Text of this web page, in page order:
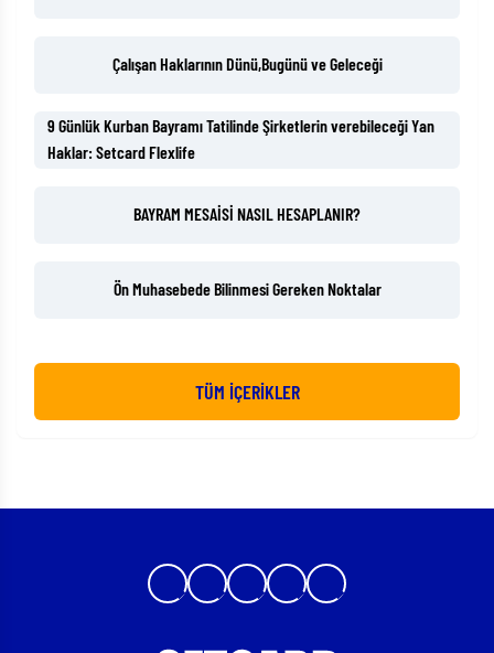
Çalışan Haklarının Dünü,Bugünü ve Geleceği
9 Günlük Kurban Bayramı Tatilinde Şirketlerin verebileceği Yan
Haklar: Setcard Flexlife
BAYRAM MESAİSİ NASIL HESAPLANIR?
Ön Muhasebede Bilinmesi Gereken Noktalar
TÜM İÇERİKLER